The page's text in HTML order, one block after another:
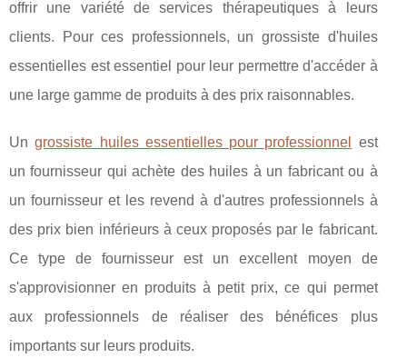
offrir une variété de services thérapeutiques à leurs
clients. Pour ces professionnels, un grossiste d'huiles
essentielles est essentiel pour leur permettre d'accéder à
une large gamme de produits à des prix raisonnables.
Ungrossiste huiles essentielles pour professionnel
est
un fournisseur qui achète des huiles à un fabricant ou à
un fournisseur et les revend à d'autres professionnels à
des prix bien inférieurs à ceux proposés par le fabricant.
Ce type de fournisseur est un excellent moyen de
s'approvisionner en produits à petit prix, ce qui permet
aux professionnels de réaliser des bénéfices plus
importants sur leurs produits.